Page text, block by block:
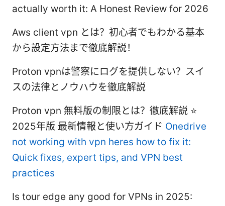
actually worth it: A Honest Review for 2026
Aws client vpn とは？初心者でもわかる基本
から設定方法まで徹底解説！
Proton vpnは警察にログを提供しない？スイ
スの法律とノウハウを徹底解説
Proton vpn 無料版の制限とは？徹底解説 ⭐
2025年版 最新情報と使い方ガイド Onedrive
not working with vpn heres how to fix it:
Quick fixes, expert tips, and VPN best
practices
Is tour edge any good for VPNs in 2025: